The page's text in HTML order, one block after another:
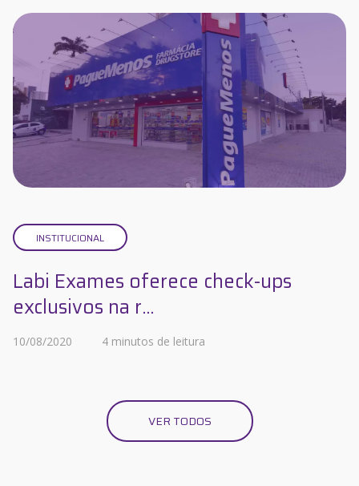
INSTITUCIONAL
Labi Exames oferece check-ups
exclusivos na r...
10/08/2020 4 minutos de leitura
VER TODOS